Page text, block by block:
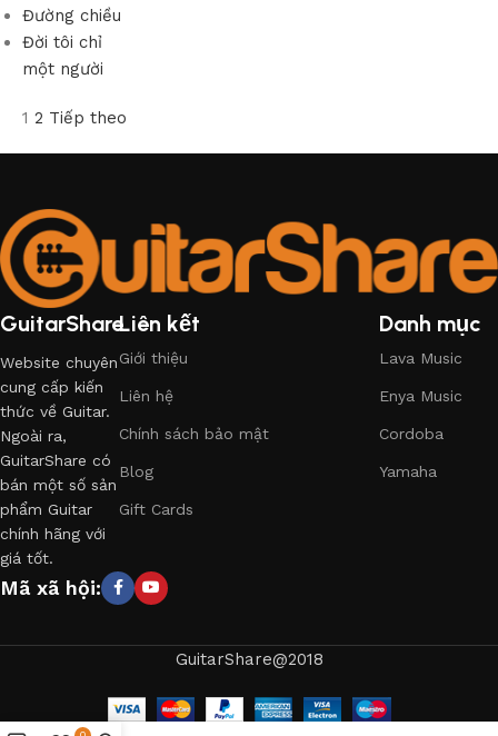
Đường chiều
Đời tôi chỉ
một người
1 2 Tiếp theo
GuitarShare
Website chuyên
cung cấp kiến
thức về Guitar.
Ngoài ra,
GuitarShare có
bán một số sản
phẩm Guitar
chính hãng với
giá tốt.
Liên kết
Giới thiệu
Liên hệ
Chính sách bảo mật
Blog
Gift Cards
Danh mục
Lava Music
Enya Music
Cordoba
Yamaha
Mã xã hội:
GuitarShare@2018